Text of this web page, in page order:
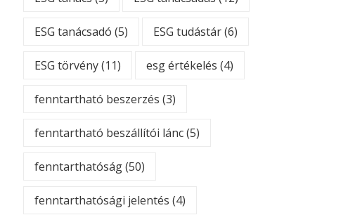
ESG tanácsadó (5) ESG tudástár(6)
ESG törvény(11) esg értékelés (4)
fenntartható beszerzés (3)
fenntartható beszállítói lánc(5)
fenntarthatóság(50)
fenntarthatósági jelentés (4)